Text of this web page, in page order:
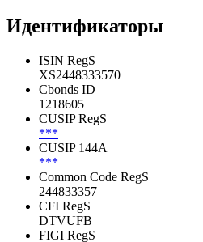
Идентификаторы
ISIN RegS
XS2448333570
Cbonds ID
1218605
CUSIP RegS
***
CUSIP 144A
***
Common Code RegS
244833357
CFI RegS
DTVUFB
FIGI RegS